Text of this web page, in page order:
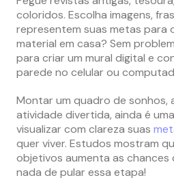
coloridos. Escolha imagens,
representem suas metas para
material em casa? Sem
para criar um mural digital e
parede no celular ou
Montar um quadro de sonhos,
atividade divertida, ainda é
visualizar com clareza suas
quer viver. Estudos mostram
objetivos aumenta as chances
nada de pular essa etapa!